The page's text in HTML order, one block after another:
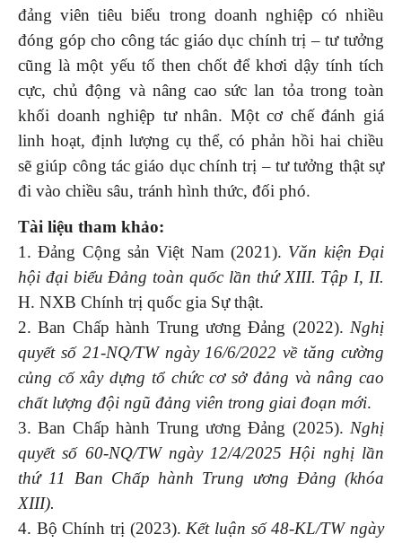
đảng viên tiêu biểu trong doanh nghiệp có nhiều
đóng góp cho công tác giáo dục chính trị – tư tưởng
cũng là một yếu tố then chốt để khơi dậy tính tích
cực, chủ động và nâng cao sức lan tỏa trong toàn
khối doanh nghiệp tư nhân. Một cơ chế đánh giá
linh hoạt, định lượng cụ thể, có phản hồi hai chiều
sẽ giúp công tác giáo dục chính trị – tư tưởng thật sự
đi vào chiều sâu, tránh hình thức, đối phó.
Tài liệu tham khảo:
1. Đảng Cộng sản Việt Nam (2021). Văn kiện Đại
hội đại biểu Đảng toàn quốc lần thứ XIII. Tập I, II.
H. NXB Chính trị quốc gia Sự thật.
2. Ban Chấp hành Trung ương Đảng (2022). Nghị
quyết số 21-NQ/TW ngày 16/6/2022 về tăng cường
củng cố xây dựng tổ chức cơ sở đảng và nâng cao
chất lượng đội ngũ đảng viên trong giai đoạn mới.
3. Ban Chấp hành Trung ương Đảng (2025). Nghị
quyết số 60-NQ/TW ngày 12/4/2025 Hội nghị lần
thứ 11 Ban Chấp hành Trung ương Đảng (khóa
XIII).
4. Bộ Chính trị (2023). Kết luận số 48-KL/TW ngày